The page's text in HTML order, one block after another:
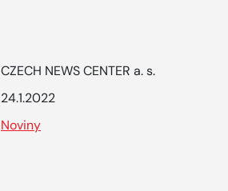
CZECH NEWS CENTER a. s.
24.1.2022
Noviny